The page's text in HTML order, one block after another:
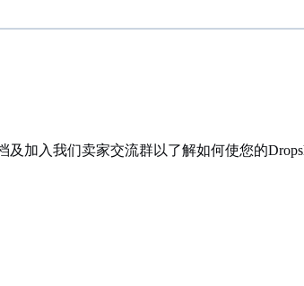
及加入我们卖家交流群以了解如何使您的